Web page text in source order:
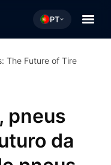
PT
The Future of Tire
pneus
da